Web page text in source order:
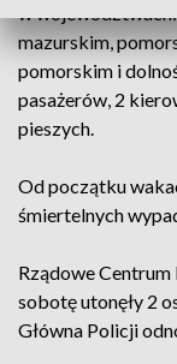
w
mazurskim,
pomorskim i
pasażerów, 2
pieszych.
Od początku
śmiertelnych
Rządowe
sobotę utonęły 2
Główna Policji